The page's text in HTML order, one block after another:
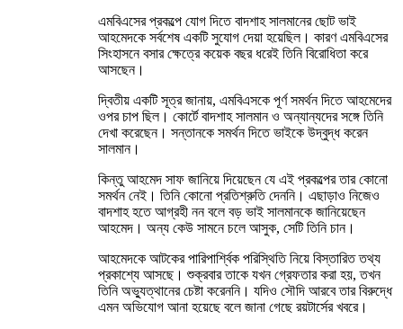
এমবিএসের প্রকল্পে যোগ দিতে বাদশাহ সালমানের ছোট ভাই
আহমেদকে সর্বশেষ একটি সুযোগ দেয়া হয়েছিল। কারণ এমবিএসের
সিংহাসনে বসার ক্ষেত্রে কয়েক বছর ধরেই তিনি বিরোধিতা করে
আসছেন।
দ্বিতীয় একটি সূত্র জানায়, এমবিএসকে পূর্ণ সমর্থন দিতে আহমেদের
ওপর চাপ ছিল। কোর্টে বাদশাহ সালমান ও অন্যান্যদের সঙ্গে তিনি
দেখা করেছেন। সন্তানকে সমর্থন দিতে ভাইকে উদ্বুদ্ধ করেন
সালমান।
কিন্তু আহমেদ সাফ জানিয়ে দিয়েছেন যে এই প্রকল্পের তার কোনো
সমর্থন নেই। তিনি কোনো প্রতিশ্রুতি দেননি। এছাড়াও নিজেও
বাদশাহ হতে আগ্রহী নন বলে বড় ভাই সালমানকে জানিয়েছেন
আহমেদ। অন্য কেউ সামনে চলে আসুক, সেটি তিনি চান।
আহমেদকে আটকের পারিপার্শ্বিক পরিস্থিতি নিয়ে বিস্তারিত তথ্য
প্রকাশ্যে আসছে। শুক্রবার তাকে যখন গ্রেফতার করা হয়, তখন
তিনি অভ্যুত্থানের চেষ্টা করেননি। যদিও সৌদি আরবে তার বিরুদ্ধে
এমন অভিযোগ আনা হয়েছে বলে জানা গেছে রয়টার্সের খবরে।